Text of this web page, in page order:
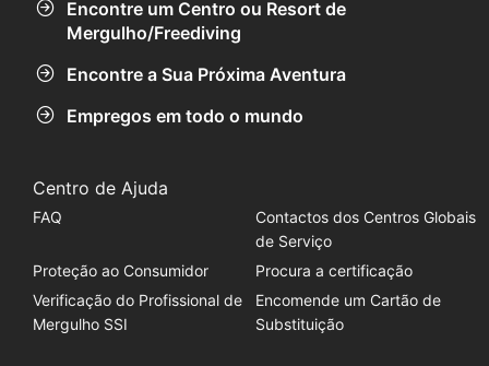
Encontre um Centro ou Resort de
Mergulho/Freediving
Encontre a Sua Próxima Aventura
Empregos em todo o mundo
Centro de Ajuda
FAQ
Contactos dos Centros Globais
de Serviço
Proteção ao Consumidor
Procura a certificação
Verificação do Profissional de
Mergulho SSI
Encomende um Cartão de
Substituição